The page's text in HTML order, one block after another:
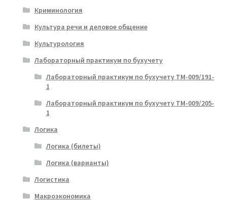
Криминология
Культура речи и деловое общение
Культурология
Лабораторный практикум по бухучету
Лабораторный практикум по бухучету ТМ-009/191-
1
Лабораторный практикум по бухучету ТМ-009/205-
1
Логика
Логика (билеты)
Логика (варианты)
Логистика
Макроэкономика